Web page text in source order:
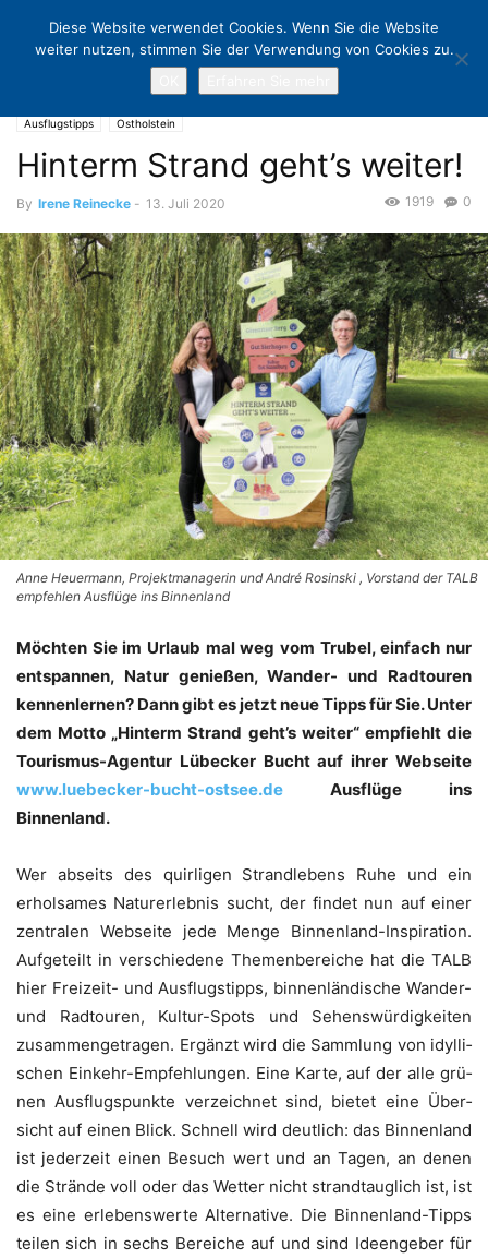
Ausflugstipps Ostholstein
Hinterm Strand geht’s weiter!
By Irene Reinecke - 13. Juli 2020 0
1919
Anne Heuermann, Projektmanagerin und André Rosinski , Vorstand der TALB
empfehlen ­Ausflüge ins Binnenland
Möch­ten Sie im Urlaub mal weg vom Tru­bel, ein­fach nur
ent­span­nen, Natur genie­ßen, Wan­der- und Rad­tou­ren
ken­nen­ler­nen? Dann gibt es jetzt neue Tipps für Sie. Unter
dem Mot­to „Hin­term Strand geht’s wei­ter“ emp­fiehlt die
Tou­ris­mus-Agen­tur Lübe­cker Bucht auf ihrer Web­sei­te
www.luebecker-bucht-ostsee.de Aus­flü­ge ins
Binnenland.
Wer abseits des quir­li­gen Strand­le­bens Ruhe und ein
erhol­sa­mes Natur­er­leb­nis sucht, der fin­det nun auf einer
zen­tra­len Web­sei­te jede Men­ge Bin­nen­land-Inspi­ra­ti­on.
Auf­ge­teilt in ver­schie­de­ne The­men­be­rei­che hat die TALB
hier Frei­zeit- und Aus­flugs­tipps, bin­nen­län­di­sche Wan­der-
und Rad­tou­ren, Kul­tur-Spots und Sehens­wür­dig­kei­ten
zusam­men­ge­tra­gen. Ergänzt wird die Samm­lung von idyl­li­
schen Ein­kehr-Emp­feh­lun­gen. Eine Kar­te, auf der alle grü­
nen Aus­flugs­punk­te ver­zeich­net sind, bie­tet eine Über­
sicht auf einen Blick. Schnell wird deut­lich: das Bin­nen­land
ist jeder­zeit einen Besuch wert und an Tagen, an denen
die Strän­de voll oder das Wet­ter nicht strand­taug­lich ist, ist
es eine erle­bens­wer­te Alter­na­ti­ve. Die Bin­nen­land-Tipps
tei­len sich in sechs Berei­che auf und sind Ideen­ge­ber für
Diese Website verwendet Cookies. Wenn Sie die Website
weiter nutzen, stimmen Sie der Verwendung von Cookies zu.